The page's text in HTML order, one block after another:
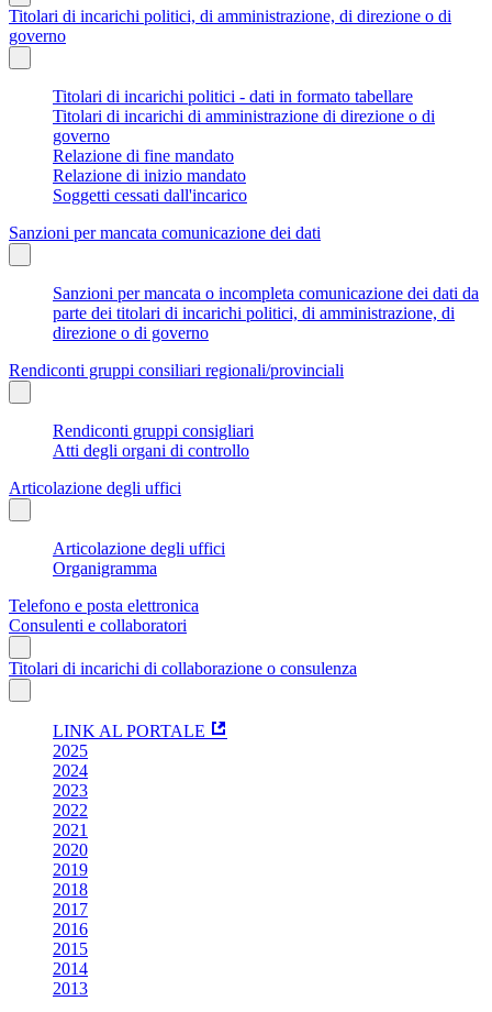
Titolari di incarichi politici, di amministrazione, di direzione o di
governo
Titolari di incarichi politici - dati in formato tabellare
Titolari di incarichi di amministrazione di direzione o di
governo
Relazione di fine mandato
Relazione di inizio mandato
Soggetti cessati dall'incarico
Sanzioni per mancata comunicazione dei dati
Sanzioni per mancata o incompleta comunicazione dei dati da
parte dei titolari di incarichi politici, di amministrazione, di
direzione o di governo
Rendiconti gruppi consiliari regionali/provinciali
Rendiconti gruppi consigliari
Atti degli organi di controllo
Articolazione degli uffici
Articolazione degli uffici
Organigramma
Telefono e posta elettronica
Consulenti e collaboratori
Titolari di incarichi di collaborazione o consulenza
LINK AL PORTALE
2025
2024
2023
2022
2021
2020
2019
2018
2017
2016
2015
2014
2013